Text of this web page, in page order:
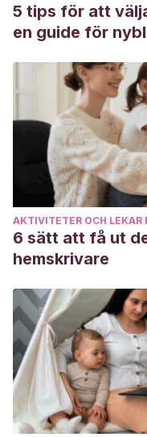
5 tips för att
en guide för
AKTIVITETER OCH LEKAR
6 sätt att få ut
hemskrivare